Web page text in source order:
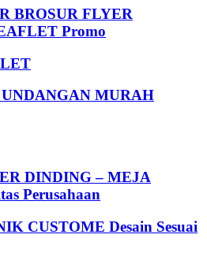
BROSUR FLYER
Promo
MURAH
DINDING – MEJA
Perusahaan
CUSTOME Desain Sesuai